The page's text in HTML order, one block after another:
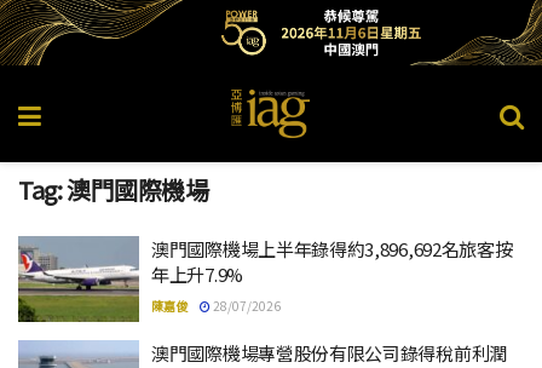
Tag:澳門國際機場
澳門國際機場上半年錄得約3,896,692名旅客按
年上升7.9%
陳嘉俊 28/07/2026
澳門國際機場專營股份有限公司錄得稅前利潤